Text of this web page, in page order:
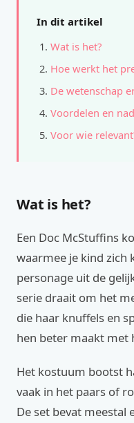
In dit artikel
Wat is het?
Hoe werkt het
De wetenschap
Voordelen en
Voor wie
Wat is het?
Een Doc McStuffins
waarmee je kind zich
personage uit de
serie draait om het
die haar knuffels en
hen beter maakt met
Het kostuum bootst
vaak in het paars of
De set bevat meestal